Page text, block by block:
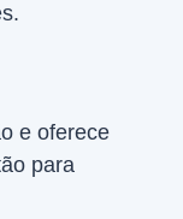
e oferece
para